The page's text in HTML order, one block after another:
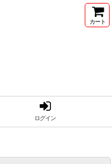
カート
ログイン